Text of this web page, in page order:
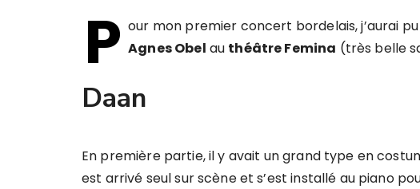
P our mon premier concert bordelais, j’aurai
Agnes Obel au théâtre Femina (très belle
Daan
En première partie, il y avait un grand type en
est arrivé seul sur scène et s’est installé au piano